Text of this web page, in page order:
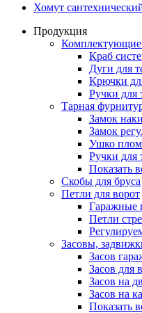
Хомут
Продукция
Комплектующие
Краб
Дуги для
Крючки
Ручки для
Тарная
Замок
Замок
Ушко
Ручки для
Показать
Скобы для бруса
Петли для ворот
Гаражные
Петли
Засовы,
Засов
Засов для
Засов на
Засов на
Показать